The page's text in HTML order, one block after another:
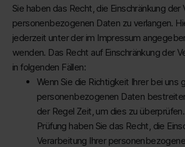
Sie haben das Recht, die Einschränkung der
personenbezogenen Daten zu verlangen.
jederzeit unter der im Impressum
wenden. Das Recht auf Einschränkung der
in folgenden Fällen:
Wenn Sie die Richtigkeit Ihrer bei uns
personenbezogenen Daten
der Regel Zeit, um dies zu
Prüfung haben Sie das Recht, die
Verarbeitung Ihrer